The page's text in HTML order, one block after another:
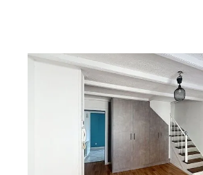
LEYR 54
, 3 pièces
Ref : 40467
Appartement Duplex à louer
585 €
par mois charges comprises